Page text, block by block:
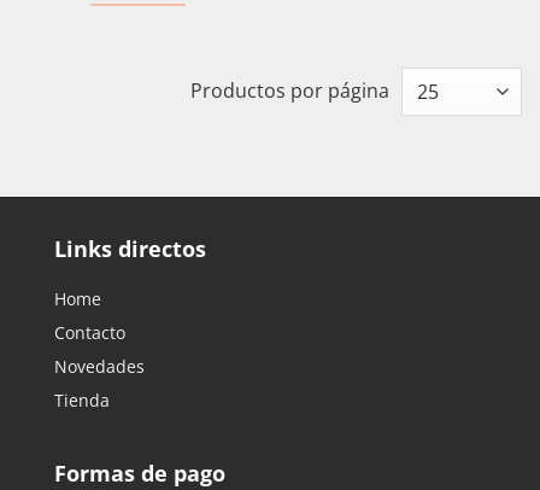
Productos por página
Links directos
Home
Contacto
Novedades
Tienda
Formas de pago